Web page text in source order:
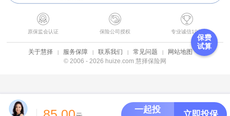

原保监会认证

保险公司授权

专业诚信19年
关于慧择 服务保障 联系我们 常见问题 网站地图
© 2006 - 2026 huize.com 慧择保险网
一起投
保费
试算